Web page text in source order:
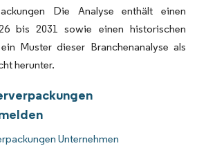
Die Analyse enthält einen
bis 2031 sowie einen historischen
Muster dieser Branchenanalyse als
herunter.
Unternehmen